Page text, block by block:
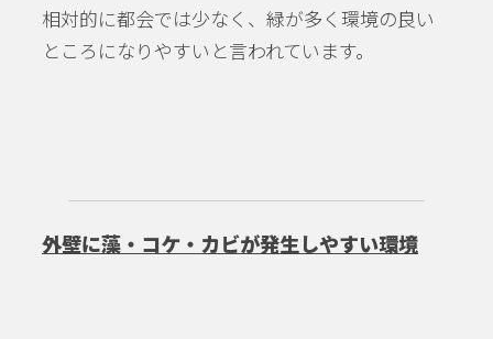
相対的に都会では少なく、緑が多く環境の良い
ところになりやすいと言われています。
外壁に藻・コケ・カビが発生しやすい環境